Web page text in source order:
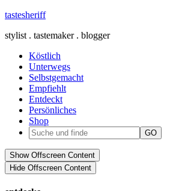
tastesheriff
stylist . tastemaker . blogger
Köstlich
Unterwegs
Selbstgemacht
Empfiehlt
Entdeckt
Persönliches
Shop
Show Offscreen Content
Hide Offscreen Content